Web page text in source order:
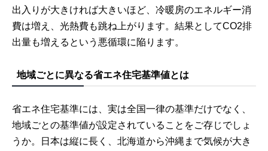
出入りが大きければ大きいほど、冷暖房のエネルギー消
費は増え、光熱費も跳ね上がります。結果としてCO2排
出量も増えるという悪循環に陥ります。
地域ごとに異なる省エネ住宅基準値とは
省エネ住宅基準には、実は全国一律の基準だけでなく、
地域ごとの基準値が設定されていることをご存じでしょ
うか。日本は縦に長く、北海道から沖縄まで気候が大き